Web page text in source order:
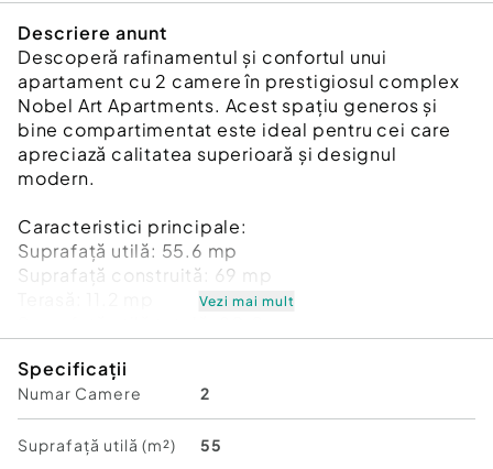
Descriere anunt
Descoperă rafinamentul și confortul unui
apartament cu 2 camere în prestigiosul complex
Nobel Art Apartments. Acest spațiu generos și
bine compartimentat este ideal pentru cei care
apreciază calitatea superioară și designul
modern.​
Caracteristici principale:
Suprafață utilă: 55.6 mp​
Suprafață construită: 69 mp​
Detalii suplimentare:
Structură solidă: Fundație tip radier general din
Vezi mai mult
Specificații
Numar Camere 2
Suprafață utilă (m²) 55